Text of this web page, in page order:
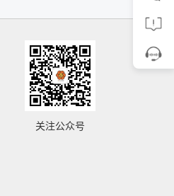
关注公众号